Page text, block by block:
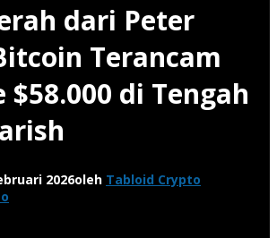
dari Peter
Terancam
di Tengah
2026oleh Tabloid Crypto